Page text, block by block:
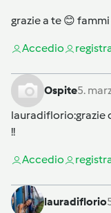
grazie a te 😊
Accedio
Ospite5.
lauradiflorio:grazie
!!
Accedio
lauradiflorio